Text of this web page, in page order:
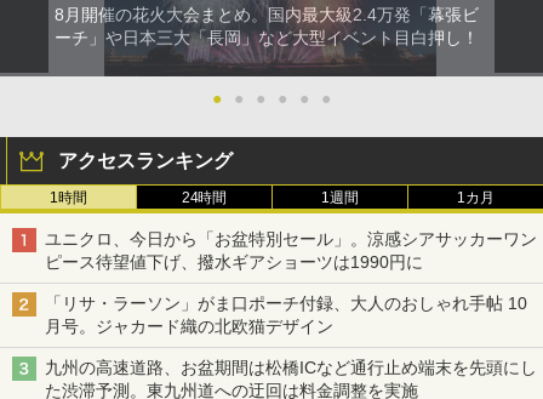
8月開催の花火大会まとめ。国内最大級2.4万発「幕張ビ
ーチ」や日本三大「長岡」など大型イベント目白押し！
● ● ● ● ● ●
アクセスランキング
1時間 24時間 1週間 1カ月
ユニクロ、今日から「お盆特別セール」。涼感シアサッカーワン
ピース待望値下げ、撥水ギアショーツは1990円に
「リサ・ラーソン」がま口ポーチ付録、大人のおしゃれ手帖 10
月号。ジャカード織の北欧猫デザイン
九州の高速道路、お盆期間は松橋ICなど通行止め端末を先頭にし
た渋滞予測。東九州道への迂回は料金調整を実施